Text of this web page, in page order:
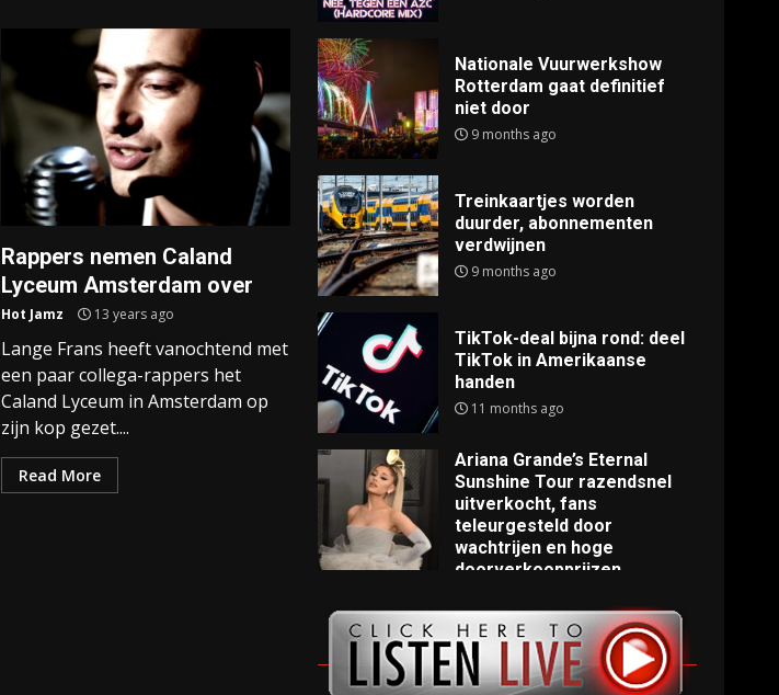
Rappers nemen Caland
Lyceum Amsterdam over
Hot Jamz 13 years ago
Lange Frans heeft vanochtend met
een paar collega-rappers het
Caland Lyceum in Amsterdam op
zijn kop gezet....
Read More
Nationale Vuurwerkshow
Rotterdam gaat definitief
niet door
9 months ago
Treinkaartjes worden
duurder, abonnementen
verdwijnen
9 months ago
TikTok-deal bijna rond: deel
TikTok in Amerikaanse
handen
11 months ago
Ariana Grande’s Eternal
Sunshine Tour razendsnel
uitverkocht, fans
teleurgesteld door
wachtrijen en hoge
doorverkoopprijzen